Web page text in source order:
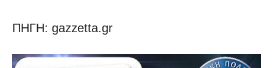
ΠΗΓΗ: gazzetta.gr